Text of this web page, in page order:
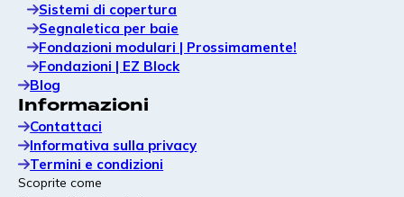
I nostri prodotti e servizi
Sistemi di copertura
Segnaletica per baie
Fondazioni modulari | Prossimamente!
Fondazioni | EZ Block
Blog
Informazioni
Contattaci
Informativa sulla privacy
Termini e condizioni
Scoprite come